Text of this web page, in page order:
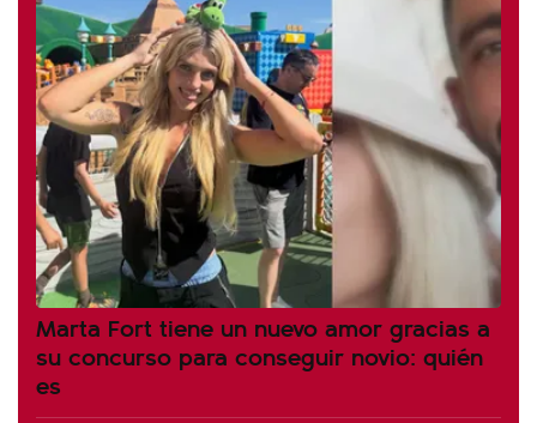
Marta Fort tiene un nuevo amor gracias a
su concurso para conseguir novio: quién
es